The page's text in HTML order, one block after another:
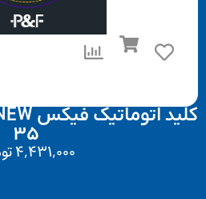
4,431,000تومان